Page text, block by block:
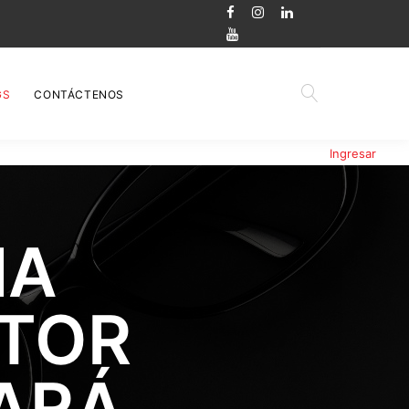
CONTÁCTENOS
Ingresar